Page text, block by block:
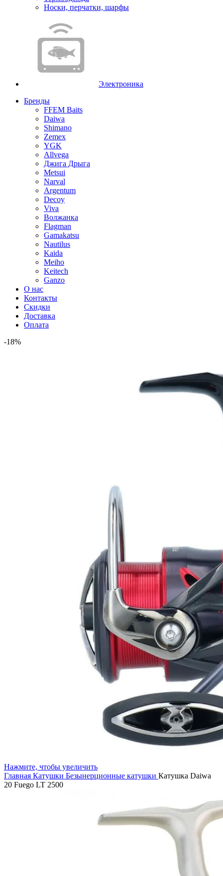
Носки, перчатки, шарфы
Электроника
Бренды
FFEM Baits
Daiwa
Shimano
Zemex
YGK
Allvega
Джига Дрыга
Metsui
Narval
Argentum
Decoy
Viva
Волжанка
Flagman
Gamakatsu
Nautilus
Kaida
Meiho
Keitech
Ganzo
О нас
Контакты
Скидки
Доставка
Оплата
-18%
Нажмите, чтобы увеличить
Главная Катушки Безынерционные катушки Катушка Daiwa
20 Fuego LT 2500